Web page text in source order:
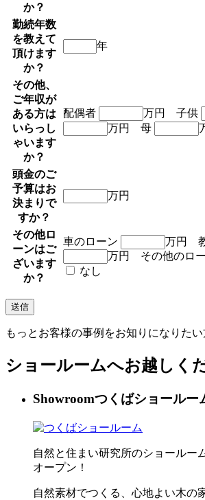
か？
勤続年数
を教えて
頂けます
か？
年
その他、
ご年収が
ある方は
いらっし
ゃいます
か？
配偶者 万円 子供
万円 母
頭金のご
予算はお
決まりで
すか？
万円
その他ロ
ーンはご
ざいます
か？
車のローン 万円
万円 その他のロ
なし
もっとお客様の事例をお知りになりたい
ショールームへお越しく
Showroomつくばショールー
自然と住まい研究所のショールー
オープン！
自然素材でつくる、心地よい木の